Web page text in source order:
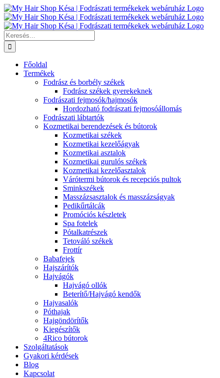
Kihagyás
Keresés...
Főoldal
Termékek
Fodrász és borbély székek
Fodrász székek gyerekeknek
Fodrászati fejmosók/hajmosók
Hordozható fodrászati fejmosóállomás
Fodrászati lábtartók
Kozmetikai berendezések és bútorok
Kozmetikai székek
Kozmetikai kezelőágyak
Kozmetikai asztalok
Kozmetikai gurulós székek
Kozmetikai kezelőasztalok
Várótermi bútorok és recepciós pultok
Sminkszékek
Masszázsasztalok és masszázságyak
Pedikűrtálcák
Promóciós készletek
Spa fotelek
Pótalkatrészek
Tetováló székek
Frottír
Babafejek
Hajszárítók
Hajvágók
Hajvágó ollók
Beterítő/Hajvágó kendők
Hajvasalók
Póthajak
Hajgöndörítők
Kiegészítők
4Rico bútorok
Szolgáltatások
Gyakori kérdések
Blog
Kapcsolat